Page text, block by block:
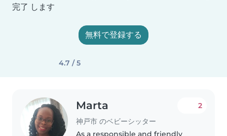
完了 します
無料で登録する
4.7 / 5
Marta
神戸市 のベビーシッター
2
As a responsible and friendly